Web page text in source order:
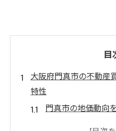
目
大阪府門真市の不動産
特性
門真市の地価動向
周辺環境が不動産